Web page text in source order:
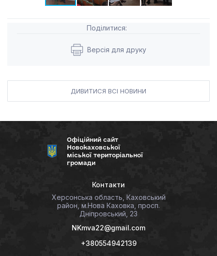
Поділитися:
Версія для друку
ДИВИТИСЯ ВСІ НОВИНИ
Офіційний сайт
Новокаховської
міської територіальної
громади
Контакти
Херсонська область, Каховський
район, м.Нова Каховка, просп.
Дніпровський, 23
NKmva22@gmail.com
+380554942139